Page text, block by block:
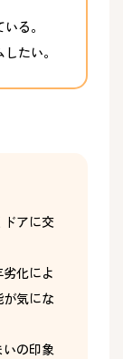
る。
たい。
アに交
化によ
気にな
の印象